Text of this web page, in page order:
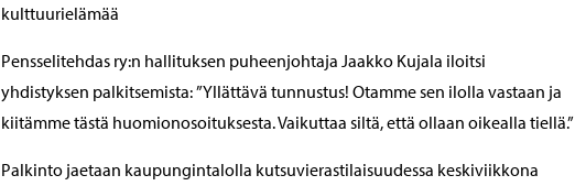
kulttuurielämää
Pensselitehdas ry:n hallituksen puheenjohtaja Jaakko Kujala iloitsi
yhdistyksen palkitsemista: ”Yllättävä tunnustus! Otamme sen ilolla vastaan ja
kiitämme tästä huomionosoituksesta. Vaikuttaa siltä, että ollaan oikealla tiellä.”
Palkinto jaetaan kaupungintalolla kutsuvierastilaisuudessa keskiviikkona